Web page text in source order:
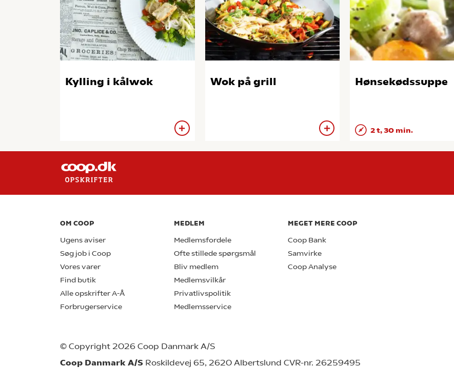
Kylling i kålwok Wok på grill Hønsekødssuppe
2 t, 30 min.
OM COOP
Ugens aviser
Søg job i Coop
Vores varer
Find butik
Alle opskrifter A-Å
Forbrugerservice
MEDLEM
Medlemsfordele
Ofte stillede spørgsmål
Bliv medlem
Medlemsvilkår
Privatlivspolitik
Medlemsservice
MEGET MERE COOP
Coop Bank
Samvirke
Coop Analyse
© Copyright 2026 Coop Danmark A/S
Coop Danmark A/S Roskildevej 65, 2620 Albertslund CVR-nr. 26259495